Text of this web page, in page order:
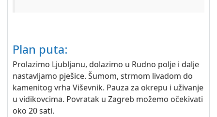
Plan puta:
Prolazimo Ljubljanu, dolazimo u Rudno polje i dalje
nastavljamo pješice. Šumom, strmom livadom do
kamenitog vrha Viševnik. Pauza za okrepu i uživanje
u vidikovcima. Povratak u Zagreb možemo očekivati
oko 20 sati.